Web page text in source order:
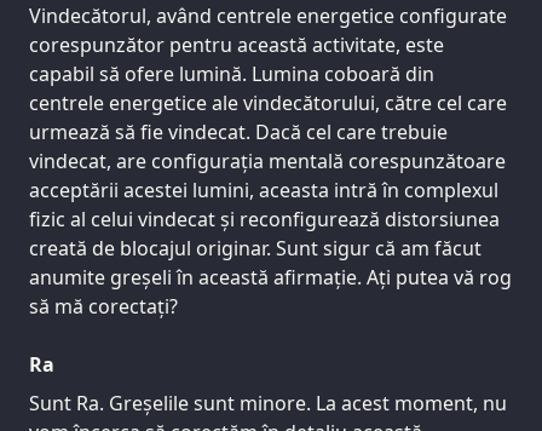
Vindecătorul, având centrele energetice configurate
corespunzător pentru această activitate, este
capabil să ofere lumină. Lumina coboară din
centrele energetice ale vindecătorului, către cel care
urmează să fie vindecat. Dacă cel care trebuie
vindecat, are configurația mentală corespunzătoare
acceptării acestei lumini, aceasta intră în complexul
fizic al celui vindecat și reconfigurează distorsiunea
creată de blocajul originar. Sunt sigur că am făcut
anumite greșeli în această afirmație. Ați putea vă rog
să mă corectați?
Ra
Sunt Ra. Greșelile sunt minore. La acest moment, nu